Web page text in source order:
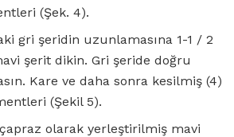
(Şek. 4).
gri şeridin uzunlamasına 1-1 / 2
şerit dikin. Gri şeride doğru
Kare ve daha sonra kesilmiş (4)
(Şekil 5).
olarak yerleştirilmiş mavi